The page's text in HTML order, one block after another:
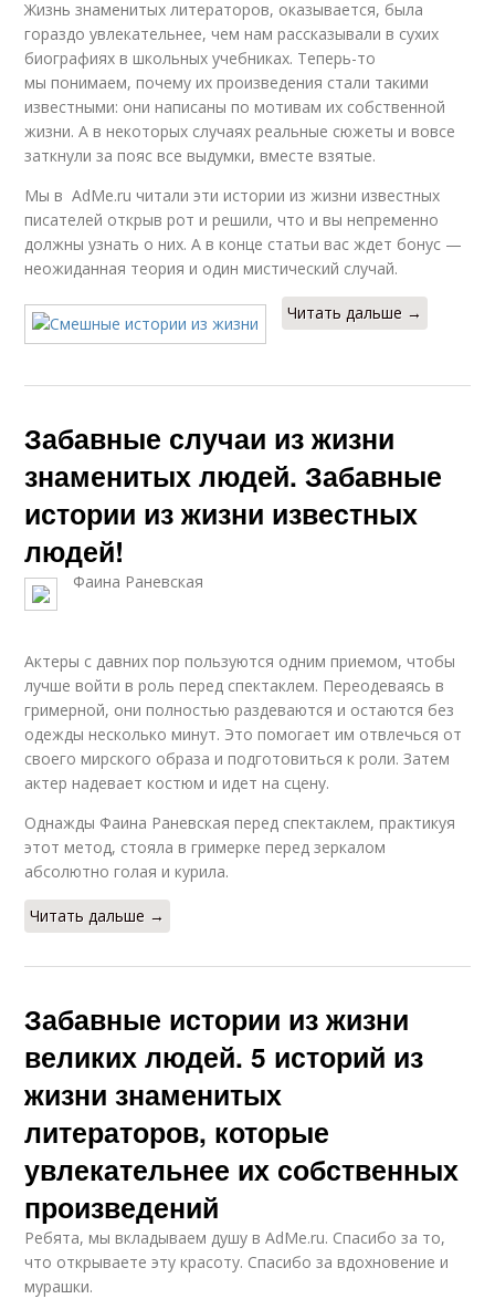
Жизнь знаменитых литераторов, оказывается, была
гораздо увлекательнее, чем нам рассказывали в сухих
биографиях в школьных учебниках. Теперь-то
мы понимаем, почему их произведения стали такими
известными: они написаны по мотивам их собственной
жизни. А в некоторых случаях реальные сюжеты и вовсе
заткнули за пояс все выдумки, вместе взятые.
Мы в AdMe.ru читали эти истории из жизни известных
писателей открыв рот и решили, что и вы непременно
должны узнать о них. А в конце статьи вас ждет бонус —
неожиданная теория и один мистический случай.
Читать дальше →
Забавные случаи из жизни
знаменитых людей. Забавные
истории из жизни известных
людей!
Фаина Раневская
Актеры с давних пор пользуются одним приемом, чтобы
лучше войти в роль перед спектаклем. Переодеваясь в
гримерной, они полностью раздеваются и остаются без
одежды несколько минут. Это помогает им отвлечься от
своего мирского образа и подготовиться к роли. Затем
актер надевает костюм и идет на сцену.
Однажды Фаина Раневская перед спектаклем, практикуя
этот метод, стояла в гримерке перед зеркалом
абсолютно голая и курила.
Читать дальше →
Забавные истории из жизни
великих людей. 5 историй из
жизни знаменитых
литераторов, которые
увлекательнее их собственных
произведений
Ребята, мы вкладываем душу в AdMe.ru. Cпасибо за то,
что открываете эту красоту. Спасибо за вдохновение и
мурашки.